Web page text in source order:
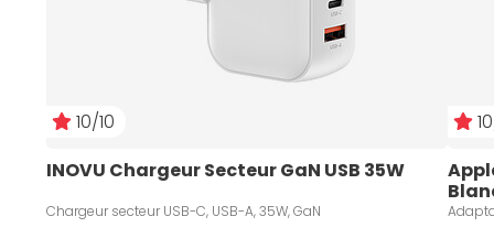
10/10
INOVU Chargeur Secteur GaN USB 35W
Chargeur secteur USB-C, USB-A, 35W, GaN